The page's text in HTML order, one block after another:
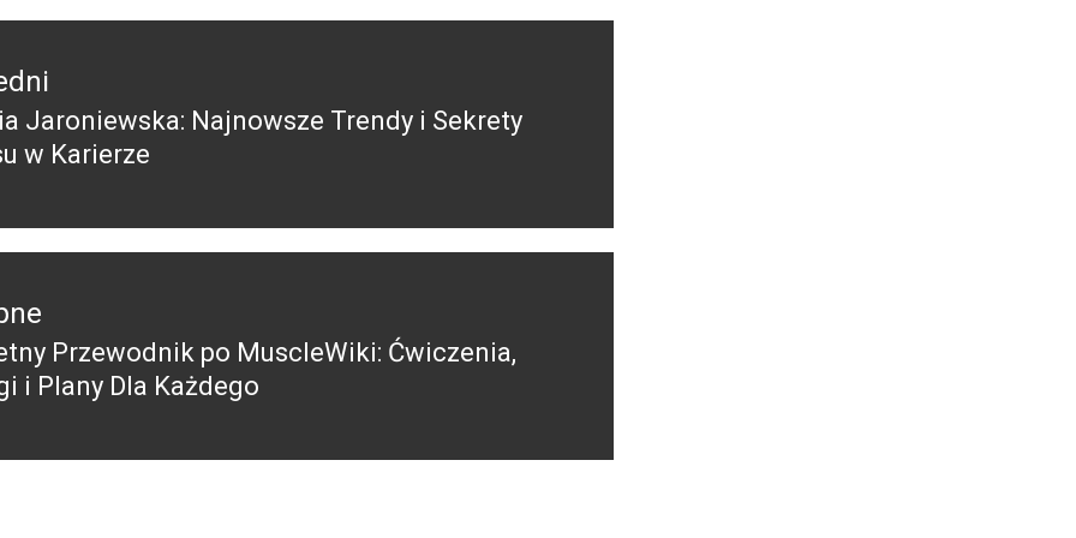
Jaroniewska: Najnowsze Trendy i Sekrety
w Karierze
Przewodnik po MuscleWiki: Ćwiczenia,
i Plany Dla Każdego